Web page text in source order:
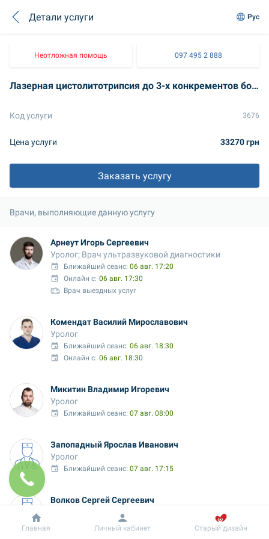
Детали услуги Рус
Неотложная помощь 097 495 2 888
Лазерная цистолитотрипсия до 3-х конкрементов больше 2 см
Код услуги 3676
Цена услуги 33270 грн
Заказать услугу
Врачи, выполняющие данную услугу
Арнеут Игорь Сергеевич
Уролог; Врач ультразвуковой диагностики
Ближайший сеанс: 06 авг. 17:20
Онлайн с: 06 авг. 17:30
Врач выездных услуг
Комендат Василий Мирославович
Уролог
Ближайший сеанс: 06 авг. 18:30
Онлайн с: 06 авг. 18:30
Микитин Владимир Игоревич
Уролог
Ближайший сеанс: 07 авг. 08:00
Запопадный Ярослав Иванович
Уролог
Ближайший сеанс: 07 авг. 17:15
Волков Сергей Сергеевич
Ближайший сеанс: 08 авг. 08:00
Добробут Информация
Главная Личный кабинет Старый дизайн